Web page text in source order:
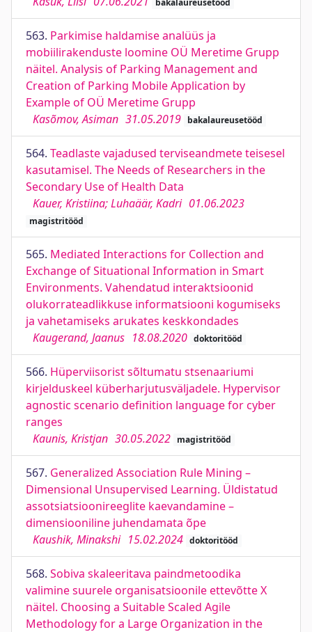
bakalaureusetööd
563. Parkimise haldamise analüüs ja
mobiilirakenduste loomine OÜ Meretime Grupp
näitel. Analysis of Parking Management and
Creation of Parking Mobile Application by
Example of OÜ Meretime Grupp
Kasõmov, Asiman 31.05.2019 bakalaureusetööd
564. Teadlaste vajadused terviseandmete teisesel
kasutamisel. The Needs of Researchers in the
Secondary Use of Health Data
Kauer, Kristiina; Luhaäär, Kadri 01.06.2023
magistritööd
565. Mediated Interactions for Collection and
Exchange of Situational Information in Smart
Environments. Vahendatud interaktsioonid
olukorrateadlikkuse informatsiooni kogumiseks
ja vahetamiseks arukates keskkondades
Kaugerand, Jaanus 18.08.2020 doktoritööd
566. Hüperviisorist sõltumatu stsenaariumi
kirjelduskeel küberharjutusväljadele. Hypervisor
agnostic scenario definition language for cyber
ranges
Kaunis, Kristjan 30.05.2022 magistritööd
567. Generalized Association Rule Mining –
Dimensional Unsupervised Learning. Üldistatud
assotsiatsioonireeglite kaevandamine –
dimensiooniline juhendamata õpe
Kaushik, Minakshi 15.02.2024 doktoritööd
568. Sobiva skaleeritava paindmetoodika
valimine suurele organisatsioonile ettevõtte X
näitel. Choosing a Suitable Scaled Agile
Methodology for a Large Organization in the